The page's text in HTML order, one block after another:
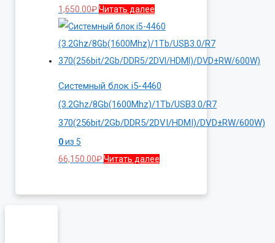
1,650.00₽Читать далее
Системный блок i5-4460
(3.2Ghz/8Gb(1600Mhz)/1Tb/USB3.0/R7
370(256bit/2Gb/DDR5/2DVI/HDMI)/DVD±RW/600W)
0из 5
66,150.00₽Читать далее